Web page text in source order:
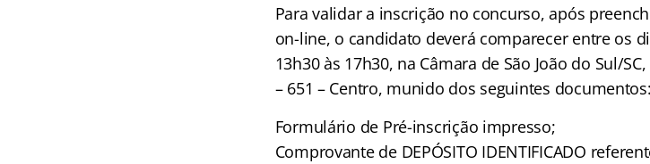
Para validar a inscrição no concurso, após
on-line, o candidato deverá comparecer entre os
13h30 às 17h30, na Câmara de São João do Sul/
– 651 – Centro, munido dos seguintes documentos:
Formulário de Pré-inscrição impresso;
Comprovante de DEPÓSITO IDENTIFICADO